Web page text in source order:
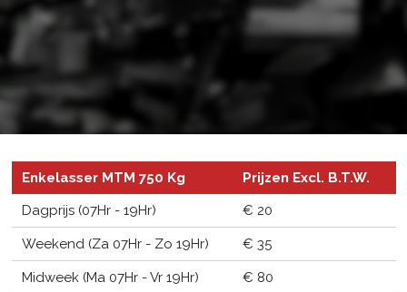
Enkelasser MTM 750 Kg
Prijzen Excl. B.T.W.
Dagprijs (07Hr - 19Hr)
€ 20
Weekend (Za 07Hr - Zo 19Hr) € 35
Midweek (Ma 07Hr - Vr 19Hr) € 80